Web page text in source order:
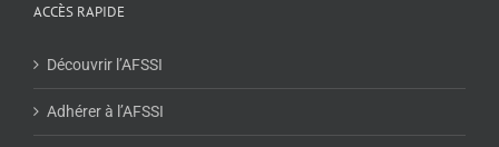
ACCÈS RAPIDE
Découvrir l’AFSSI
Adhérer à l’AFSSI